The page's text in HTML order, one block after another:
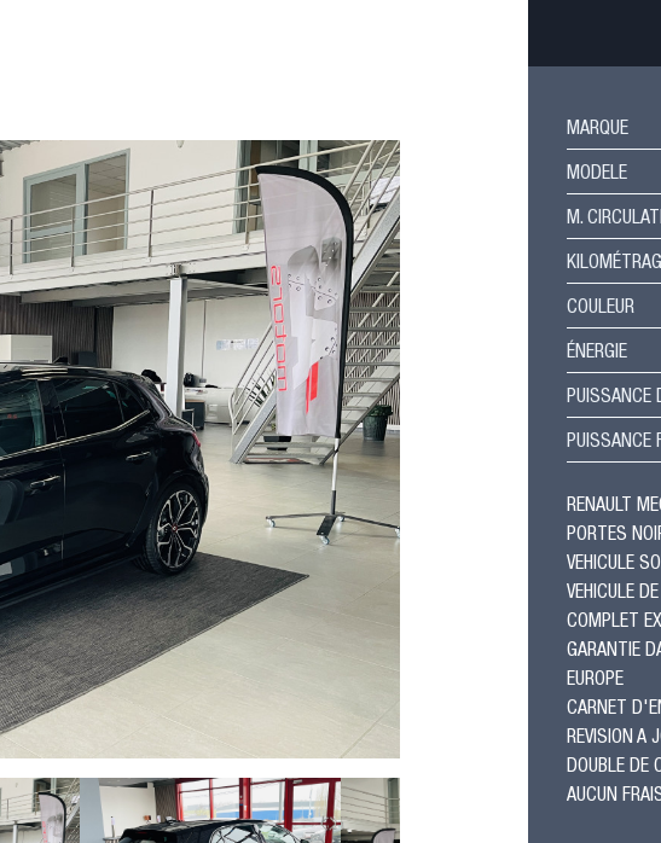
MARQUE
MODELE
M.
COULEUR
ÉNERGIE
PUISSANCE
PUISSANCE
RENAULT
PORTES
VEHICULE
VEHICULE
COMPLET
GARANTIE
EUROPE
CARNET
REVISION A
DOUBLE DE
AUCUN